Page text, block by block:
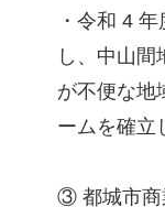
・令和 4
し、中山
が不便な地
ームを確立
③ 都城市商